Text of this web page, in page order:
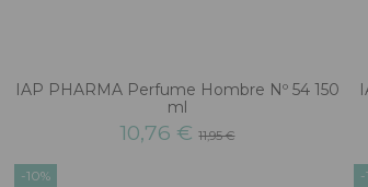
IAP PHARMA Perfume Hombre Nº 54 150
ml
10,76 €11,95 €
-10% -